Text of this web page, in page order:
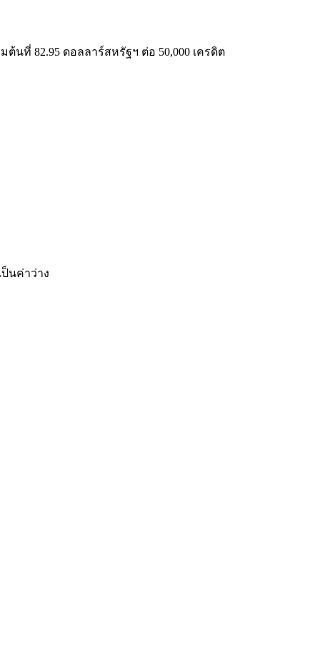
นที่ 82.95 ดอลลาร์สหรัฐฯ ต่อ 50,000 เครดิต
นค่าว่าง